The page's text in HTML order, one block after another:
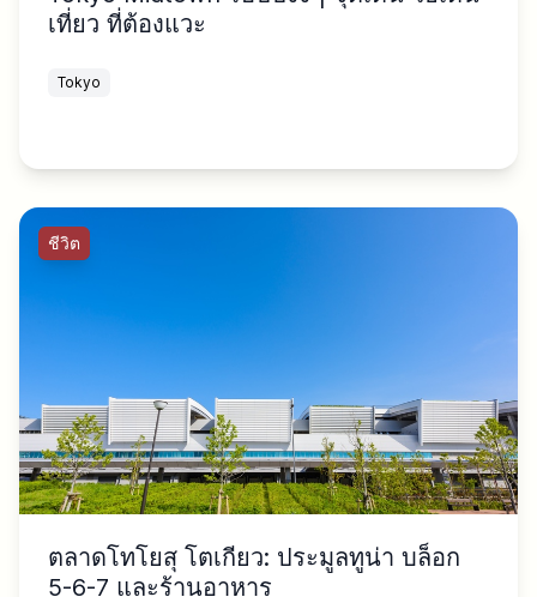
เที่ยว ที่ต้องแวะ
Tokyo
ชีวิต
ตลาดโทโยสุ โตเกียว: ประมูลทูน่า บล็อก
5-6-7 และร้านอาหาร